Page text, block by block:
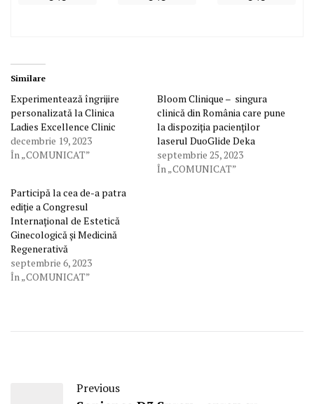
Similare
Experimentează îngrijire
personalizată la Clinica
Ladies Excellence Clinic
decembrie 19, 2023
În „COMUNICAT”
Bloom Clinique – singura
clinică din România care pune
la dispoziția pacienților
laserul DuoGlide Deka
septembrie 25, 2023
În „COMUNICAT”
Participă la cea de-a patra
ediție a Congresul
Internațional de Estetică
Ginecologică și Medicină
Regenerativă
septembrie 6, 2023
În „COMUNICAT”
Previous